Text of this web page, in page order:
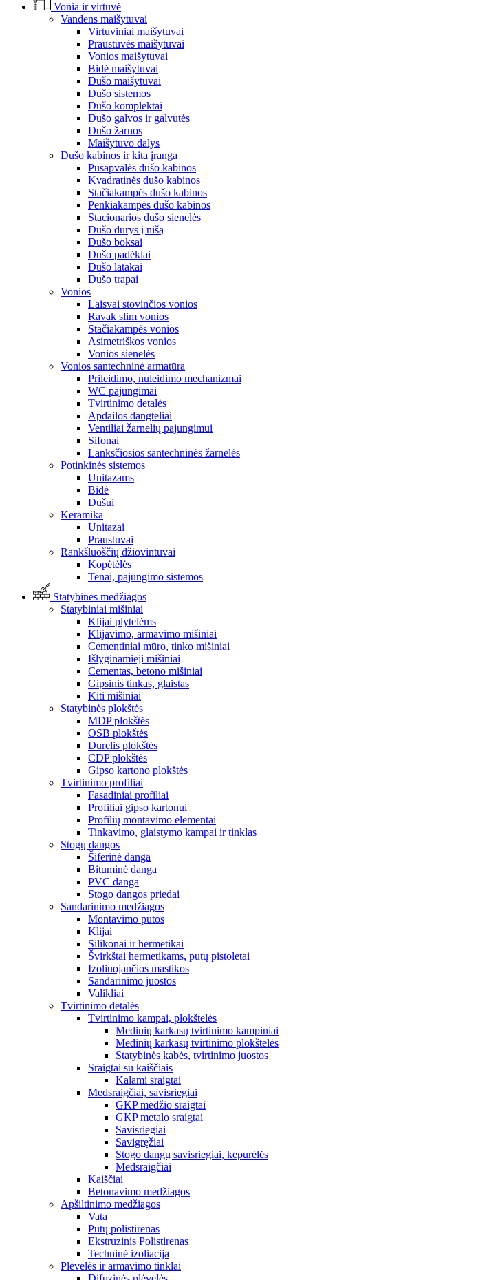
Vonia ir virtuvė
Vandens maišytuvai
Virtuviniai maišytuvai
Praustuvės maišytuvai
Vonios maišytuvai
Bidė maišytuvai
Dušo maišytuvai
Dušo sistemos
Dušo komplektai
Dušo galvos ir galvutės
Dušo žarnos
Maišytuvo dalys
Dušo kabinos ir kita įranga
Pusapvalės dušo kabinos
Kvadratinės dušo kabinos
Stačiakampės dušo kabinos
Penkiakampės dušo kabinos
Stacionarios dušo sienelės
Dušo durys į nišą
Dušo boksai
Dušo padėklai
Dušo latakai
Dušo trapai
Vonios
Laisvai stovinčios vonios
Ravak slim vonios
Stačiakampės vonios
Asimetriškos vonios
Vonios sienelės
Vonios santechninė armatūra
Prileidimo, nuleidimo mechanizmai
WC pajungimai
Tvirtinimo detalės
Apdailos dangteliai
Ventiliai žarnelių pajungimui
Sifonai
Lanksčiosios santechninės žarnelės
Potinkinės sistemos
Unitazams
Bidė
Dušui
Keramika
Unitazai
Praustuvai
Rankšluoščių džiovintuvai
Kopėtėlės
Tenai, pajungimo sistemos
Statybinės medžiagos
Statybiniai mišiniai
Klijai plytelėms
Klijavimo, armavimo mišiniai
Cementiniai mūro, tinko mišiniai
Išlyginamieji mišiniai
Cementas, betono mišiniai
Gipsinis tinkas, glaistas
Kiti mišiniai
Statybinės plokštės
MDP plokštės
OSB plokštės
Durelis plokštės
CDP plokštės
Gipso kartono plokštės
Tvirtinimo profiliai
Fasadiniai profiliai
Profiliai gipso kartonui
Profilių montavimo elementai
Tinkavimo, glaistymo kampai ir tinklas
Stogų dangos
Šiferinė danga
Bituminė danga
PVC danga
Stogo dangos priedai
Sandarinimo medžiagos
Montavimo putos
Klijai
Silikonai ir hermetikai
Švirkštai hermetikams, putų pistoletai
Izoliuojančios mastikos
Sandarinimo juostos
Valikliai
Tvirtinimo detalės
Tvirtinimo kampai, plokštelės
Medinių karkasų tvirtinimo kampiniai
Medinių karkasų tvirtinimo plokštelės
Statybinės kabės, tvirtinimo juostos
Sraigtai su kaiščiais
Kalami sraigtai
Medsraigčiai, savisriegiai
GKP medžio sraigtai
GKP metalo sraigtai
Savisriegiai
Savigręžiai
Stogo dangų savisriegiai, kepurėlės
Medsraigčiai
Kaiščiai
Betonavimo medžiagos
Apšiltinimo medžiagos
Vata
Putų polistirenas
Ekstruzinis Polistirenas
Techninė izoliacija
Plėvelės ir armavimo tinklai